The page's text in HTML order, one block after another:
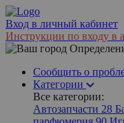
Вход в личный кабинет
Инструкции по входу в
Сообщить о
Категории
Все категории:
Автозапчасти 28